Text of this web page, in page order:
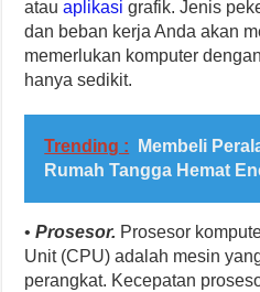
atauaplikasi grafik. Jenis
dan beban kerja Anda akan
memerlukan komputer
hanya sedikit.
Trending :
Membeli
Rumah Tangga Hemat
•Prosesor. Prosesor
Unit (CPU) adalah mesin
perangkat. Kecepatan